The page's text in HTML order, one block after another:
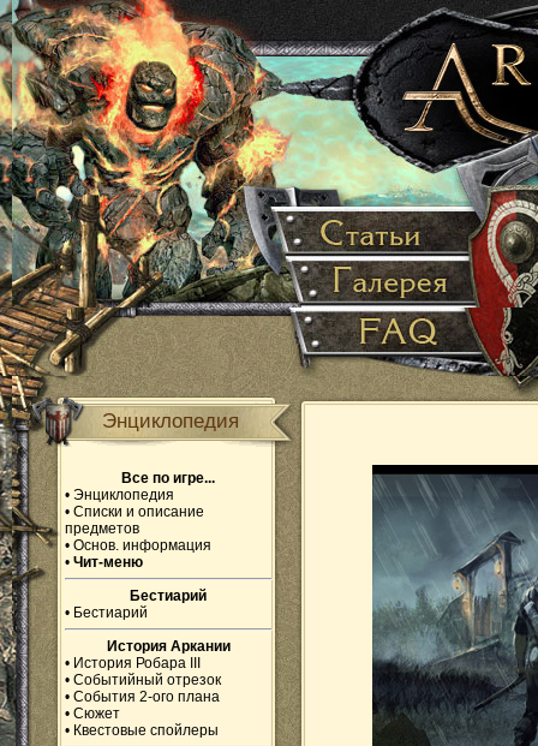
Энциклопедия
Все по игре...
• Энциклопедия
• Списки и описание
предметов
• Основ. информация
• Чит-меню
Бестиарий
• Бестиарий
История Аркании
• История Робара III
• Событийный отрезок
• События 2-ого плана
• Сюжет
• Квестовые спойлеры